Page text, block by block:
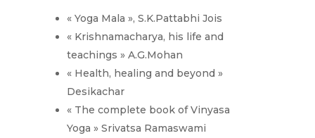
« Yoga Mala », S.K.Pattabhi Jois
« Krishnamacharya, his life and
teachings » A.G.Mohan
« Health, healing and beyond »
Desikachar
« The complete book of Vinyasa
Yoga » Srivatsa Ramaswami